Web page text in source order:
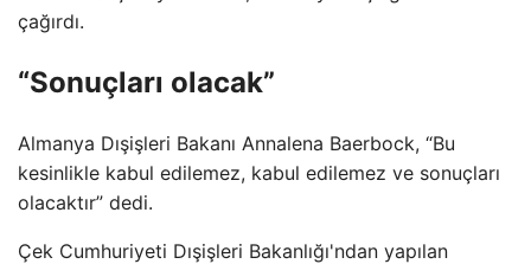
çağırdı.
“Sonuçları olacak”
Almanya Dışişleri Bakanı Annalena Baerbock, “Bu
kesinlikle kabul edilemez, kabul edilemez ve sonuçları
olacaktır” dedi.
Çek Cumhuriyeti Dışişleri Bakanlığı'ndan yapılan